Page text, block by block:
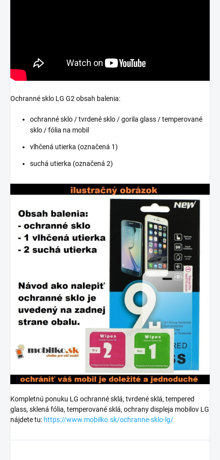
Ochranné sklo LG G2 obsah balenia:
ochranné sklo / tvrdené sklo / gorila glass / temperované
sklo / fólia na mobil
vlhčená utierka (označená 1)
suchá utierka (označená 2)
Kompletnú ponuku LG ochranné sklá, tvrdené sklá, tempered
glass, sklená fólia, temperované sklá, ochrany displeja mobilov LG
nájdete tu: https://www.mobilko.sk/ochranne-sklo-lg/